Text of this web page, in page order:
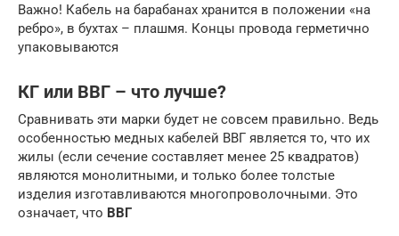
Важно! Кабель на барабанах хранится в положении «на
ребро», в бухтах – плашмя. Концы провода герметично
упаковываются
КГ или ВВГ – что лучше?
Сравнивать эти марки будет не совсем правильно. Ведь
особенностью медных кабелей ВВГ является то, что их
жилы (если сечение составляет менее 25 квадратов)
являются монолитными, и только более толстые
изделия изготавливаются многопроволочными. Это
означает, что ВВГ